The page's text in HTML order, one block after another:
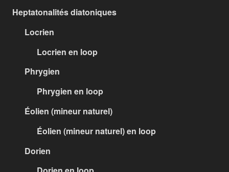
Heptatonalités diatoniques
Locrien
Locrien en loop
Phrygien
Phrygien en loop
Éolien (mineur naturel)
Éolien (mineur naturel) en loop
Dorien